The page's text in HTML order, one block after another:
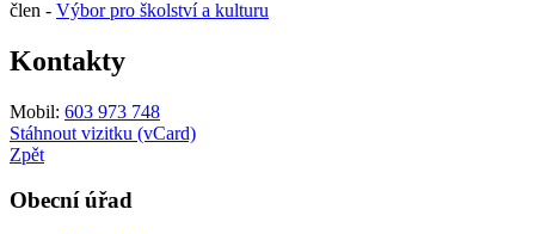
člen - Výbor pro školství a kulturu
Kontakty
Mobil: 603 973 748
Stáhnout vizitku (vCard)
Zpět
Obecní úřad